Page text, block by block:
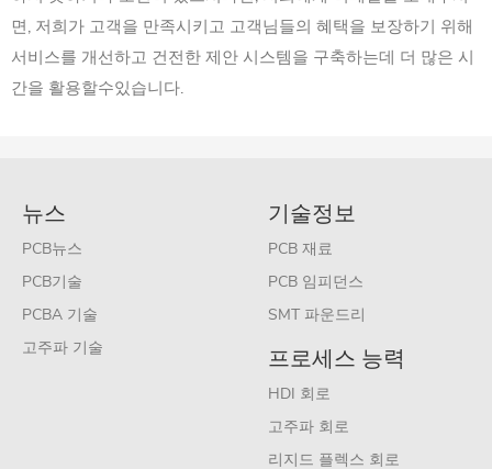
면, 저희가 고객을 만족시키고 고객님들의 혜택을 보장하기 위해
서비스를 개선하고 건전한 제안 시스템을 구축하는데 더 많은 시
간을 활용할수있습니다.
뉴스
PCB뉴스
PCB기술
PCBA 기술
고주파 기술
기술정보
PCB 재료
PCB 임피던스
SMT 파운드리
프로세스 능력
HDI 회로
고주파 회로
리지드 플렉스 회로